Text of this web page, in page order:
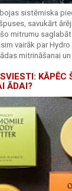
sistēmiska
savukārt
mitrumu
vairāk parHydro
mitrināšanai
ĀDAI?